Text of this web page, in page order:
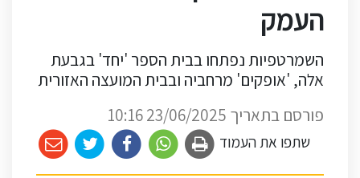
העמק
השמרטפיות נפתחו בבית הספר 'יחד' בגבעת
אלה, 'אופקים' מרחביה ובבית המועצה האזורית
פורסם בתאריך 23/06/2025 10:16
שתפו את העמוד